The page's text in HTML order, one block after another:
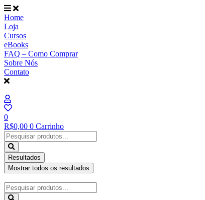
Ir
para
o
conteúdo
Home
Loja
Cursos
eBooks
FAQ – Como Comprar
Sobre Nós
Contato
0
R$0,00 0 Carrinho
Pesquisar
...
Resultados
Mostrar todos os resultados
Pesquisar
...